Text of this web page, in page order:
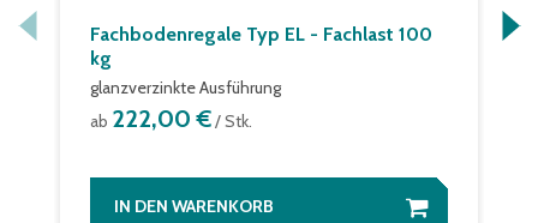
Fachbodenregale Typ EL - Fachlast 100
kg
glanzverzinkte Ausführung
ab 222,00 €/ Stk.
IN DEN WARENKORB